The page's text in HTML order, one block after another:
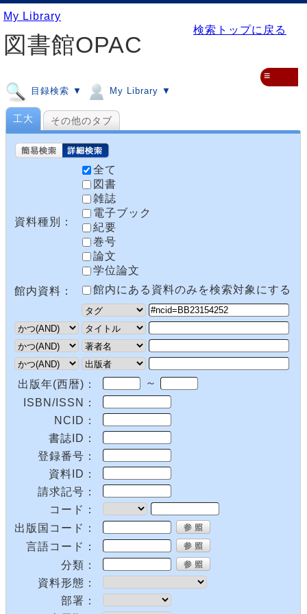
My Library
図書館OPAC
検索トップに戻る
目録検索 ▼ My Library ▼
≡
工大 その他のタブ
資料種別：
全て
図書
雑誌
電子ブック
紀要
巻号
論文
学位論文
館内資料：
館内にある資料のみを検索対象にする
出版年(西暦)：
～
ISBN/ISSN：
NCID：
書誌ID：
登録番号：
資料ID：
請求記号：
コード：
出版国コード：
言語コード：
分類：
資料形態：
部署：